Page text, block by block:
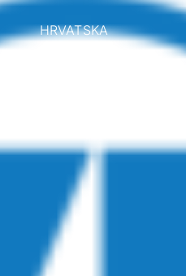
HRVATSKA